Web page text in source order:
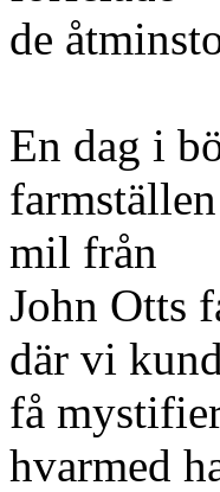
de
En dag i
mil från
John Otts
där vi
få
hvarmed